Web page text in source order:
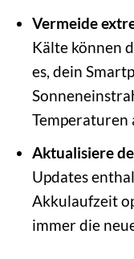
Vermeide
Kälte können
es, dein
Temperaturen
Aktualisiere
Updates
Akkulaufzeit
immer die